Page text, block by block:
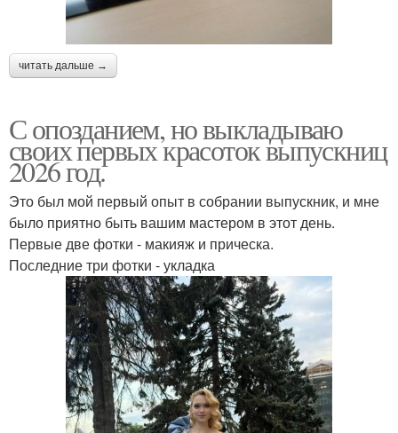
читать дальше →
С опозданием, но выкладываю
своих первых красоток выпускниц
2026 год.
Это был мой первый опыт в собрании выпускник, и мне
было приятно быть вашим мастером в этот день.
Первые две фотки - макияж и прическа.
Последние три фотки - укладка